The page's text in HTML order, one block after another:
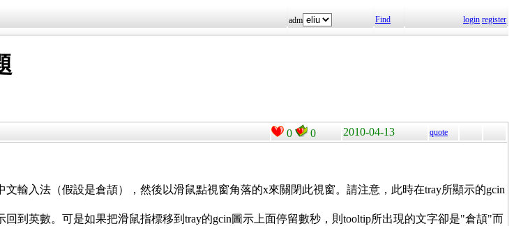
adm Find login register
0 0 2010-04-13 quote
文輸入法（假設是倉頡），然後以滑鼠點視窗角落的x來關閉此視窗。請注意，此時在tray所顯示的gcin
回到英數。可是如果把滑鼠指標移到tray的gcin圖示上面停留數秒，則tooltip所出現的文字卻是"倉頡"而